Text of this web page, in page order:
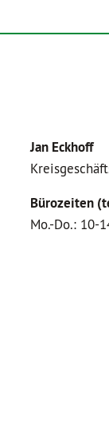
Jan Eckhoff
Bürozeiten
Mo.-Do.: 10-